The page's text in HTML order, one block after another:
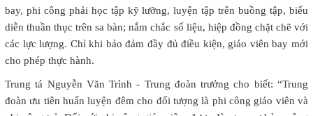
bay, phi công phải học tập kỹ lưỡng, luyện tập trên buồng tập, biểu
diễn thuần thục trên sa bàn; nắm chắc số liệu, hiệp đồng chặt chẽ với
các lực lượng. Chỉ khi bảo đảm đầy đủ điều kiện, giáo viên bay mới
cho phép thực hành.
Trung tá Nguyễn Văn Trình - Trung đoàn trưởng cho biết: “Trung
đoàn ưu tiên huấn luyện đêm cho đối tượng là phi công giáo viên và